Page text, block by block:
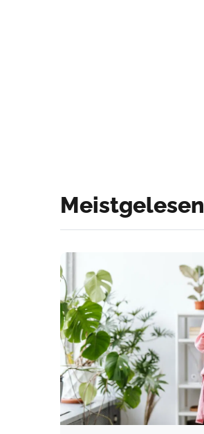
Meistgelesen